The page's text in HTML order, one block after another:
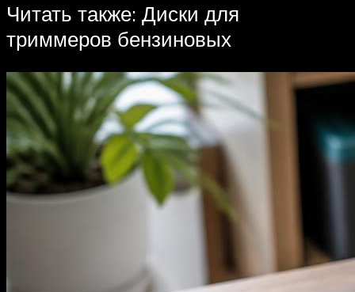
Читать также: Диски для
триммеров бензиновых